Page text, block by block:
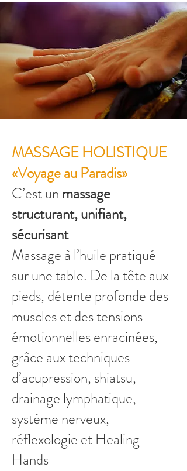
MASSAGE HOLISTIQUE
«Voyage au Paradis»
​C’est un massage
structurant, unifiant,
sécurisant
Massage à l’huile pratiqué
sur une table. De la tête aux
pieds, détente profonde des
muscles et des tensions
émotionnelles enracinées,
grâce aux techniques
d’acupression, shiatsu,
drainage lymphatique,
système nerveux,
réflexologie et Healing
Hands